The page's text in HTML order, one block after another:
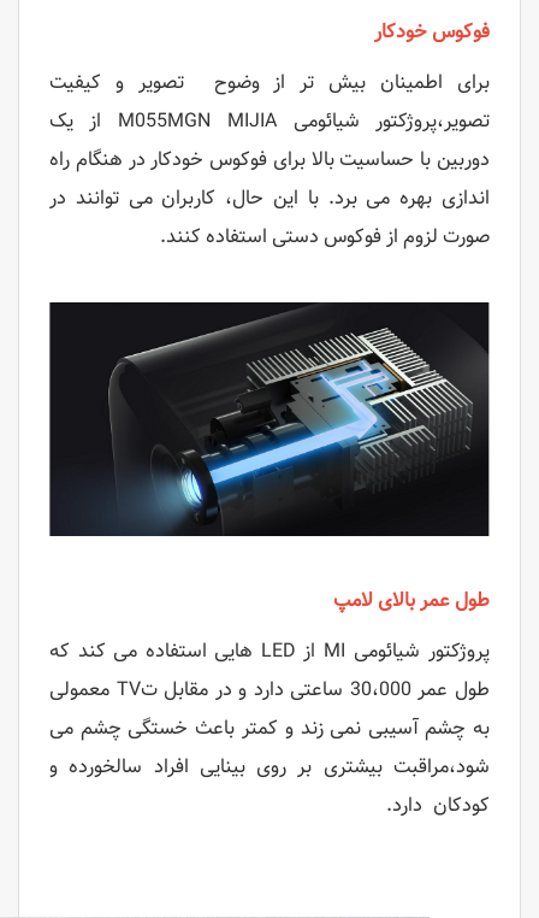
فوکوس خودکار
برای اطمینان بیش تر از وضوح تصویر و کیفیت
تصویر،پروژکتور شیائومی M055MGN MIJIA از یک
دوربین با حساسیت بالا برای فوکوس خودکار در هنگام راه
اندازی بهره می برد. با این حال، کاربران می توانند در
صورت لزوم از فوکوس دستی استفاده کنند.
طول عمر بالای لامپ
پروژکتور شیائومی MI از LED هایی استفاده می کند که
طول عمر 30،000 ساعتی دارد و در مقابل تTV معمولی
به چشم آسیبی نمی زند و کمتر باعث خستگی چشم می
شود،مراقبت بیشتری بر روی بینایی افراد سالخورده و
کودکان دارد.